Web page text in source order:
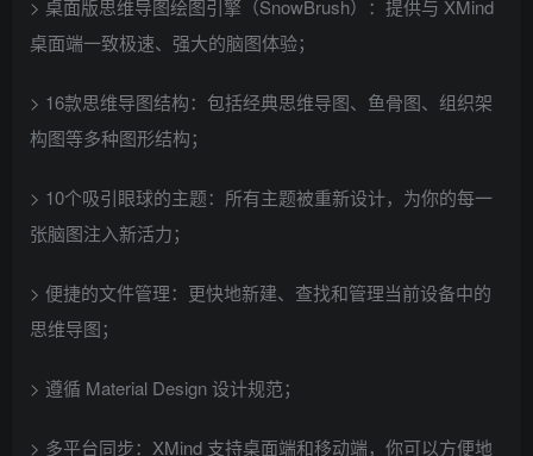
> 桌面版思维导图绘图引擎（SnowBrush）：提供与 XMind
桌面端一致极速、强大的脑图体验；
> 16款思维导图结构：包括经典思维导图、鱼骨图、组织架
构图等多种图形结构；
> 10个吸引眼球的主题：所有主题被重新设计，为你的每一
张脑图注入新活力；
> 便捷的文件管理：更快地新建、查找和管理当前设备中的
思维导图；
> 遵循 Material Design 设计规范；
> 多平台同步：XMind 支持桌面端和移动端，你可以方便地